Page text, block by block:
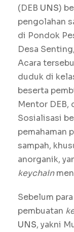
(DEB UNS)
pengolahan
di Pondok
Desa
Acara
duduk di
beserta
Mentor DEB,
Sosialisasi
pemahaman
sampah,
anorganik,
keychain
Sebelum
pembuatan
UNS, yakni